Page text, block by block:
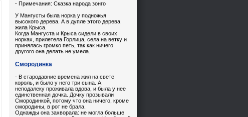
- Примечания: Cказка народа зонго
У Мангусты была норка у подножья
высокого дерева. А в дупле этого дерева
жила Крыса.
Когда Мангуста и Крыса сидели в своих
норках, прилетела Горлица, села на ветку и
принялась громко петь, так как ничего
другого она делать не умела.
Смородинка
- В стародавние времена жил на свете
король, и было у него три сына. А
неподалеку проживала вдова, и была у нее
единственная дочка. Дочку прозывали
Смородинкой, потому что она ничего, кроме
смородины, в рот не брала.
Однажды она захворала: не могла больше